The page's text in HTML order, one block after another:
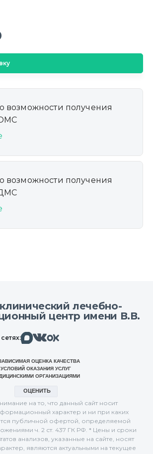
возможности получения
возможности получения
лечебно-
центр имени В.В.
МаксВконтактеОдноклассники
на то, что данный сайт носит
характер и ни при каких
публичной офертой, определяемой
ч. 2 ст. 437 ГК РФ. * Цены и сроки
анализов, указанные на сайте, носят
являются актуальными на текущее